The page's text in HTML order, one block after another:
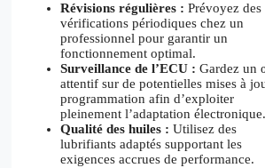
Révisions régulières : Prévoyez des
vérifications périodiques chez un
professionnel pour garantir un
fonctionnement optimal.
Surveillance de l’ECU : Gardez un
attentif sur de potentielles mises à
programmation afin d’exploiter
pleinement l’adaptation électronique.
Qualité des huiles : Utilisez des
lubrifiants adaptés supportant les
exigences accrues de performance.